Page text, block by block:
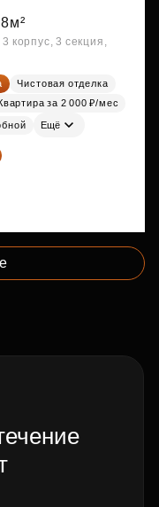
корпус, 3 секция,
Чистовая отделка
за 2 000 ₽/мес
Ещё